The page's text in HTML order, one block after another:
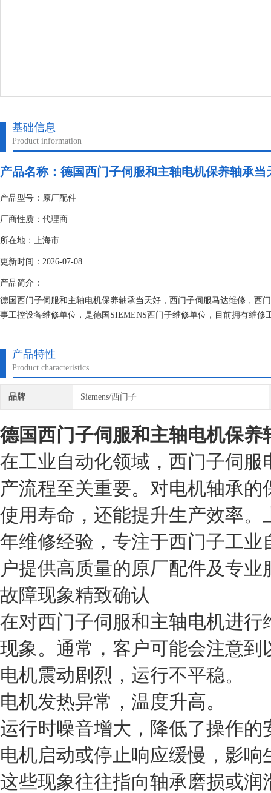
基础信息
Product information
产品名称： 德国西门子伺服和主轴电机保养轴承当
产品型号：原厂配件
厂商性质：代理商
所在地：上海市
更新时间：2026-07-08
产品简介：
德国西门子伺服和主轴电机保养轴承当天好，西门子伺服马达维修，西
事工控设备维修单位，是德国SIEMENS西门子维修单位，目前拥有维
产品特性
Product characteristics
品牌 Siemens/西门子
德国西门子伺服和主轴电机保养
在工业自动化领域，西门子伺
产流程至关重要。对电机轴承
使用寿命，还能提升生产效率
年维修经验，专注于西门子工
户提供高质量的原厂配件及专业
故障现象精致确认
在对西门子伺服和主轴电机进
现象。通常，客户可能会注意到
电机震动剧烈，运行不平稳。
电机发热异常，温度升高。
运行时噪音增大，降低了操作的
电机启动或停止响应缓慢，影响
这些现象往往指向轴承磨损或